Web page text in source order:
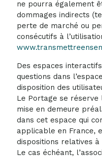
ne pourra également
dommages indirects
perte de marché ou
consécutifs à
Des espaces
questions dans
disposition des
Le Portage se
mise en demeure
dans cet espace qui
applicable en France,
dispositions relatives
Le cas échéant,